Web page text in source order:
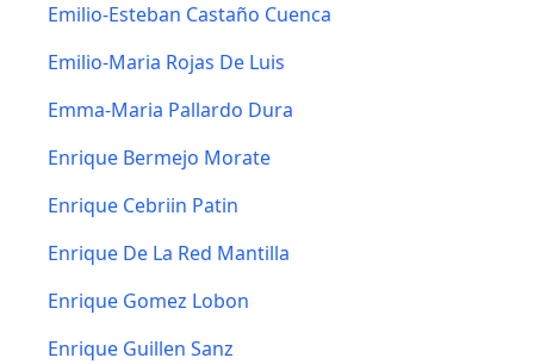
Emilio-Esteban Castaño Cuenca
Emilio-Maria Rojas De Luis
Emma-Maria Pallardo Dura
Enrique Bermejo Morate
Enrique Cebriin Patin
Enrique De La Red Mantilla
Enrique Gomez Lobon
Enrique Guillen Sanz